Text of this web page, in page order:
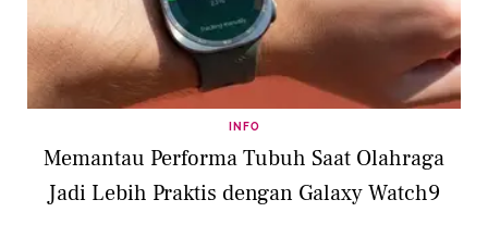
INFO
Memantau Performa Tubuh Saat Olahraga
Jadi Lebih Praktis dengan Galaxy Watch9